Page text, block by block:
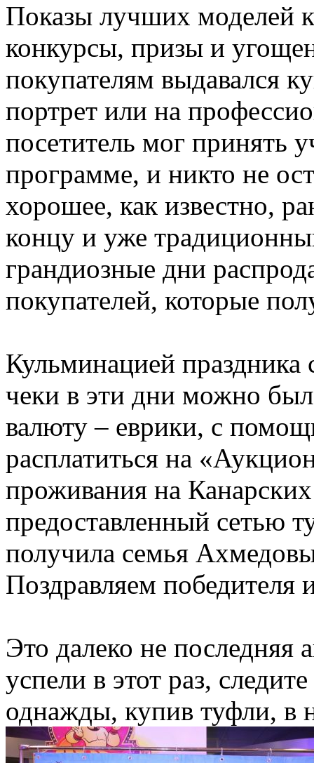
Показы лучших моделей
конкурсы, призы и
покупателям выдавался
портрет или на
посетитель мог принять
программе, и никто не
хорошее, как известно,
концу и уже
грандиозные дни
покупателей, которые
Кульминацией
чеки в эти дни можно
валюту – еврики, с
расплатиться на
проживания на
предоставленный сетью
получила семья
Поздравляем победителя
Это далеко не последняя
успели в этот раз,
однажды, купив туфли, в